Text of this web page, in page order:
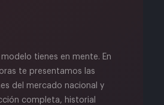
tienes en mente. En
te presentamos las
del mercado nacional y
completa, historial